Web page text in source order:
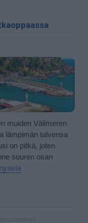
muiden Välimeren
lämpimän talvensa
on pitkä, joten
suuren osan